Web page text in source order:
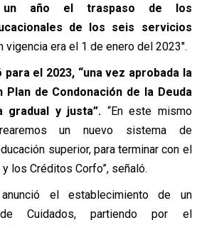
un año el traspaso de los
de los seis servicios
vigencia era el 1 de enero del 2023″.
el 2023, “una vez aprobada la
Plan de Condonación de la Deuda
gradual y justa”. “En este mismo
un nuevo sistema de
superior, para terminar con el
los Créditos Corfo”, señaló.
el establecimiento de un
de Cuidados, partiendo por el